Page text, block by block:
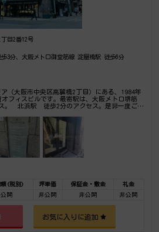
目2番12号
3分、大阪メトロ御堂筋線 淀屋橋駅 徒歩6分
（大阪市中央区高麗橋2丁目）にある、1984年
フィスビルです。最寄駅は、大阪メトロ堺筋
北浜駅 徒歩2分のアクセス。是非一度ご内
額(税別) 坪単価 保証金・敷金
礼金
開 非公開 非公開 非公開
お気に入りに追加